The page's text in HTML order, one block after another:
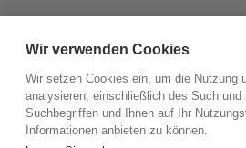
Wir verwenden Cookies
Wir setzen Cookies ein, um die Nutzung
analysieren, einschließlich des Such und
Suchbegriffen und Ihnen auf Ihr
Informationen anbieten zu können.